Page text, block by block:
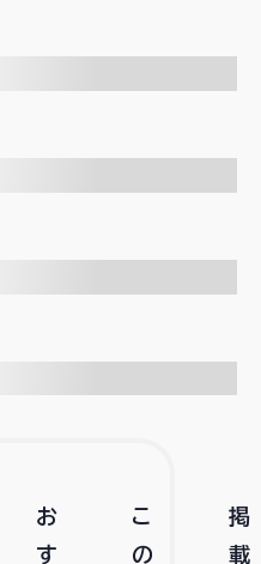
お
す
こ
の
掲
載